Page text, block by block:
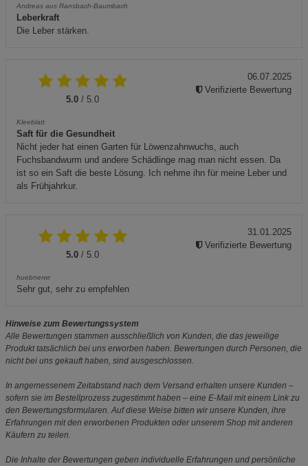
Andreas aus Ransbach-Baumbach
Leberkraft
Die Leber stärken.
5.0 / 5.0
Kleeblatt
Saft für die Gesundheit
Nicht jeder hat einen Garten für Löwenzahnwuchs, auch
Fuchsbandwurm und andere Schädlinge mag man nicht essen. Da
ist so ein Saft die beste Lösung. Ich nehme ihn für meine Leber und
als Frühjahrkur.
06.07.2025
Verifizierte Bewertung
5.0 / 5.0
huebnerwr
Sehr gut, sehr zu empfehlen
31.01.2025
Verifizierte Bewertung
Hinweise zum Bewertungssystem
Alle Bewertungen stammen ausschließlich von Kunden, die das jeweilige
Produkt tatsächlich bei uns erworben haben. Bewertungen durch Personen, die
nicht bei uns gekauft haben, sind ausgeschlossen.
In angemessenem Zeitabstand nach dem Versand erhalten unsere Kunden –
sofern sie im Bestellprozess zugestimmt haben – eine E-Mail mit einem Link zu
den Bewertungsformularen. Auf diese Weise bitten wir unsere Kunden, ihre
Erfahrungen mit den erworbenen Produkten oder unserem Shop mit anderen
Käufern zu teilen.
Die Inhalte der Bewertungen geben individuelle Erfahrungen und persönliche